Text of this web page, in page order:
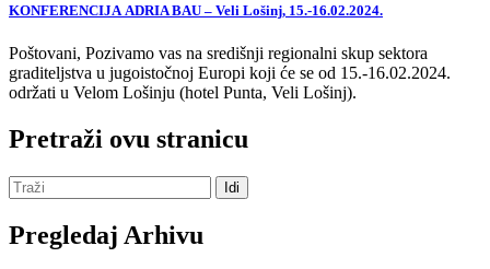
KONFERENCIJA ADRIA BAU – Veli Lošinj, 15.-16.02.2024.
Poštovani, Pozivamo vas na središnji regionalni skup sektora
graditeljstva u jugoistočnoj Europi koji će se od 15.-16.02.2024.
održati u Velom Lošinju (hotel Punta, Veli Lošinj).
Pretraži ovu stranicu
Pregledaj Arhivu